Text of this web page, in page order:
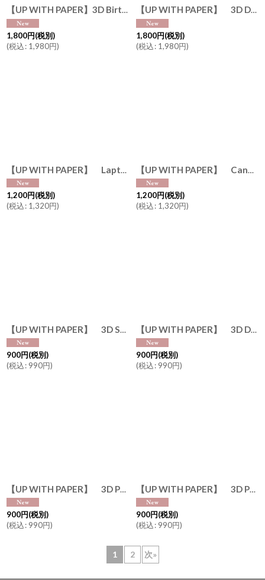
【UP WITH PAPER】3D Birthday Cake バースデーケーキ カード お誕生日カード ポップアップカード 立体カード ギフト Design in USA ネコポス対応
1,800円(税別)
(税込: 1,980円)
【UP WITH PAPER】 3D Deep Sea ディープシー バースデーカード お誕生日カード ポップアップカード 立体カード ギフト 約 7.62 cm × 17.78 cm × 5.08 cm Design in USA ネコポス対応
1,800円(税別)
(税込: 1,980円)
【UP WITH PAPER】 Laptop Cat バースデーカード お誕生日カード ポップアップカード 立体カード ギフト 10.2 x 7cm Design in USA ネコポス対応
1,200円(税別)
(税込: 1,320円)
【UP WITH PAPER】 Candle Cake バースデーカード お誕生日カード ポップアップカード 立体カード ギフト 12.7 x 8.89cm Design in USA ネコポス対応
1,200円(税別)
(税込: 1,320円)
【UP WITH PAPER】 3D Sharks シャーク バースデーカード お誕生日カード ポップアップカード 立体カード ギフト 7.5x7.5x7.5cm Design in USA ネコポス対応
900円(税別)
(税込: 990円)
【UP WITH PAPER】 3D Dinosaurs ダイナソー バースデーカード お誕生日カード ポップアップカード 立体カード ギフト 7.5x7.5x7.5cm Design in USA ネコポス対応
900円(税別)
(税込: 990円)
【UP WITH PAPER】 3D Princes and Unicorn プリンス＆ユニコーン バースデーカード お誕生日カード ポップアップカード 立体カード ギフト 7.5x7.5x7.5cm Design in USA ネコポス対応
900円(税別)
(税込: 990円)
【UP WITH PAPER】 3D Party Cat バースデーカード お誕生日カード ポップアップカード 立体カード ギフト 7.5x7.5x7.5cm Design in USA ネコポス対応
900円(税別)
(税込: 990円)
1 2 次»